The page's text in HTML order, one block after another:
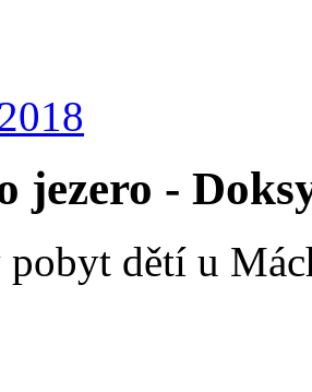
jezero -
dětí u